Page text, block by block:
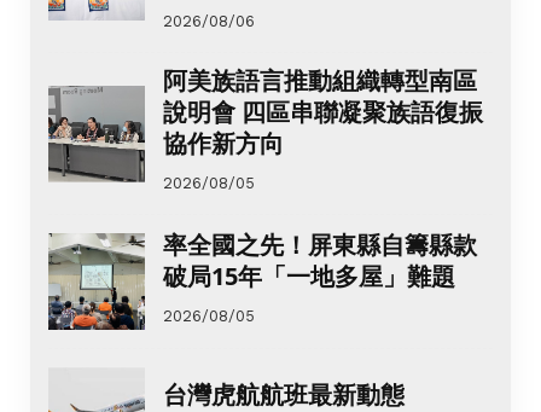
2026/08/06
阿美族語言推動組織轉型南區
說明會 四區串聯凝聚族語復振
協作新方向
2026/08/05
率全國之先！屏東縣自籌縣款
破局15年「一地多屋」難題
2026/08/05
台灣虎航航班最新動態